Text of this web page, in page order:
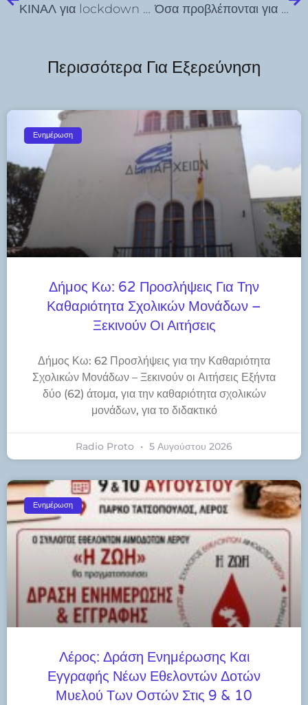
ΚΙΝΑΛ για lockdown στα Δωδεκάνησα: ” Καμία λογική, κανένας σχεδιασμός. Δεν θα αντέξουν οι επιχειρήσεις” Όσα προβλέπονται για τον αθλητισμό, όλο τον Νοέμβριο, στα νέα έκτακτα μέτρα για την προστασία της δημόσιας υγείας
Περισσότερα Για Εξερεύνηση
Ενημέρωση
Δήμος Κω: 62 Προσλήψεις Για Την
Καθαριότητα Σχολικών Μονάδων –
Ξεκινούν Οι Αιτήσεις
Δήμος Κω: 62 Προσλήψεις για την Καθαριότητα
Σχολικών Μονάδων – Ξεκινούν οι Αιτήσεις Εξήντα
δύο (62) άτομα, για την καθαριότητα σχολικών
μονάδων, για το διδακτικό
Radio Proto 5 Αυγούστου 2026
Ενημέρωση
Λέρος: Δράση Ενημέρωσης Και
Εγγραφής Νέων Εθελοντών Δοτών
Μυελού Των Οστών Στις 9 & 10